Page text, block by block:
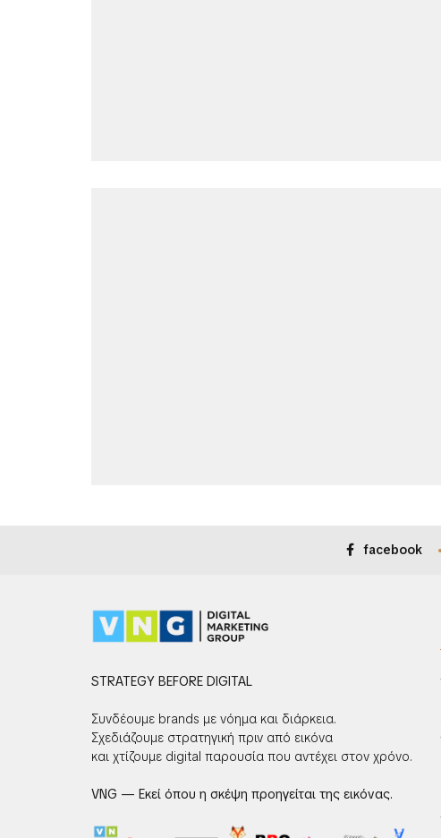
facebook
STRATEGY BEFORE DIGITAL
Συνδέουμε brands με νόημα και διάρκεια.
Σχεδιάζουμε στρατηγική πριν από εικόνα
και χτίζουμε digital παρουσία που αντέχει στον χρόνο.
VNG — Εκεί όπου η σκέψη προηγείται της εικόνας.